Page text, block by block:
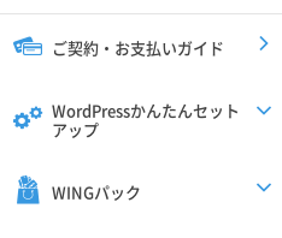
ご契約・お支払いガイド
WordPressかんたんセット
アップ
WINGパック